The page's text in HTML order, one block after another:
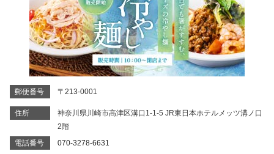
郵便番号 〒213-0001
住所
神奈川県川崎市高津区溝口1-1-5 JR東日本ホテルメッツ溝ノ口
2階
電話番号
070-3278-6631